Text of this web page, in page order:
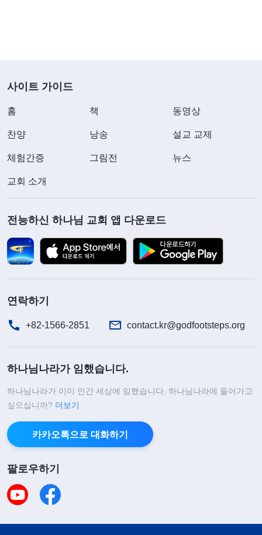
사이트 가이드
홈 책 동영상
찬양 낭송 설교 교제
체험간증 그림전 뉴스
교회 소개
전능하신 하나님 교회 앱 다운로드
연락하기
+82-1566-2851 contact.kr@godfootsteps.org
하나님나라가 임했습니다.
하나님나라가 이미 인간 세상에 임했습니다. 하나님나라에 들어가고
싶으십니까? 더보기
카카오톡으로 대화하기
팔로우하기